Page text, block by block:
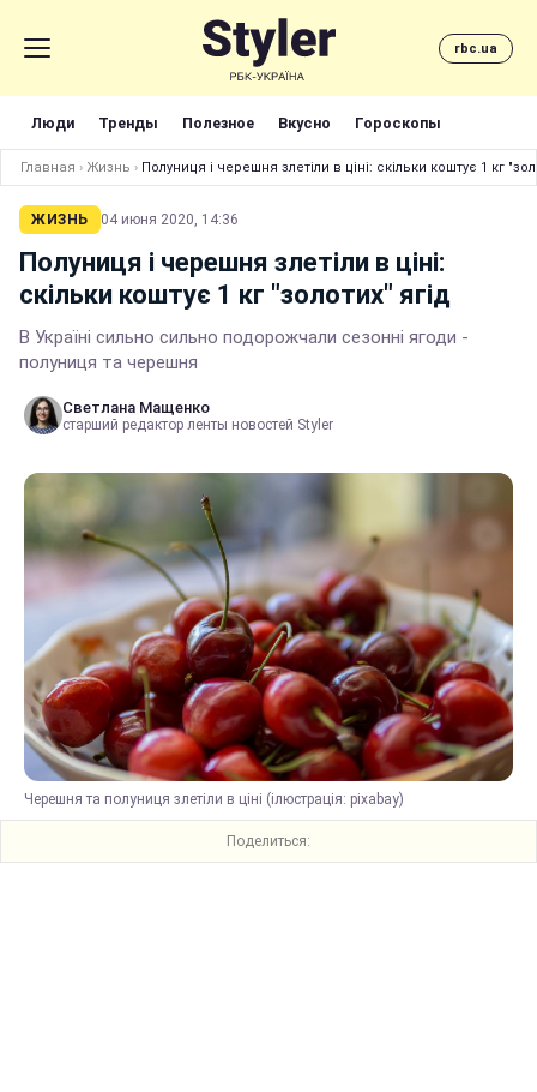
rbc.ua
Люди Тренды Полезное Вкусно Гороскопы
Главная › Жизнь › Полуниця і черешня злетіли в ціні: скільки коштує 1 кг
ЖИЗНЬ 04 июня 2020, 14:36
Полуниця і черешня злетіли в ціні:
скільки коштує 1 кг "золотих" ягід
В Україні сильно сильно подорожчали сезонні ягоди -
полуниця та черешня
Светлана Мащенко
старший редактор ленты новостей Styler
Черешня та полуниця злетіли в ціні (ілюстрація: pixabay)
Поделиться: